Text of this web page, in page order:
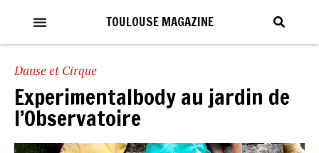
TOULOUSE MAGAZINE
Danse et Cirque
Experimentalbody au jardin de
l’Observatoire